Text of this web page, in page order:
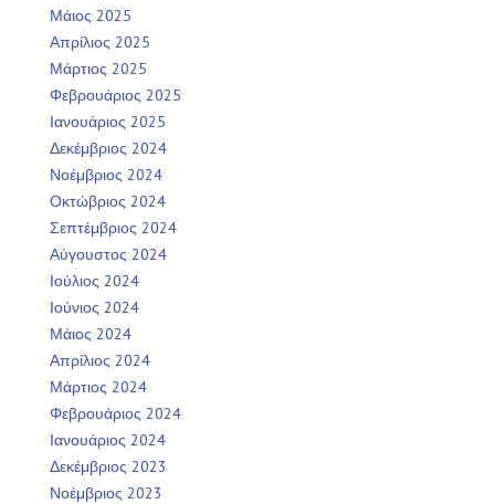
Μάιος 2025
Απρίλιος 2025
Μάρτιος 2025
Φεβρουάριος 2025
Ιανουάριος 2025
Δεκέμβριος 2024
Νοέμβριος 2024
Οκτώβριος 2024
Σεπτέμβριος 2024
Αύγουστος 2024
Ιούλιος 2024
Ιούνιος 2024
Μάιος 2024
Απρίλιος 2024
Μάρτιος 2024
Φεβρουάριος 2024
Ιανουάριος 2024
Δεκέμβριος 2023
Νοέμβριος 2023